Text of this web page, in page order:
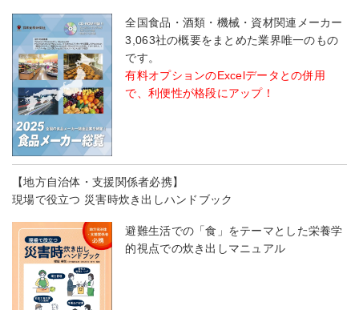
全国食品・酒類・機械・資材関連メーカー
3,063社の概要をまとめた業界唯一のもの
です。
有料オプションのExcelデータとの併用
で、利便性が格段にアップ！
【地方自治体・支援関係者必携】
現場で役立つ 災害時炊き出しハンドブック
避難生活での「食」をテーマとした栄養学
的視点での炊き出しマニュアル